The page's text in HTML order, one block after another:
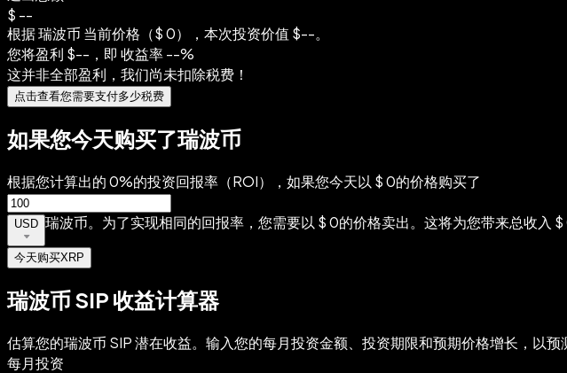
$ --
根据 瑞波币 当前价格（$ 0），本次投资价值 $--。
您将盈利 $-- ，即 收益率--%
这并非全部盈利，我们尚未扣除税费！
点击查看您需要支付多少税费
如果您今天购买了瑞波币
根据您计算出的‎ 0%的投资回报率（ROI），如果您今天以‎ $ 0的价格购买了
USD 瑞波币。为了实现相同的回报率，您需要以‎ $ 0的价格卖出。这将为您带来总收入‎
今天购买XRP
瑞波币 SIP 收益计算器
估算您的瑞波币 SIP 潜在收益。输入您的每月投资金额、投资期限和预期价格增长，以预
每月投资